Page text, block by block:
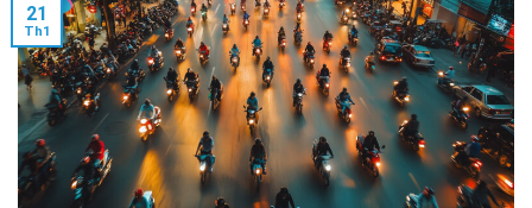
21
Th1